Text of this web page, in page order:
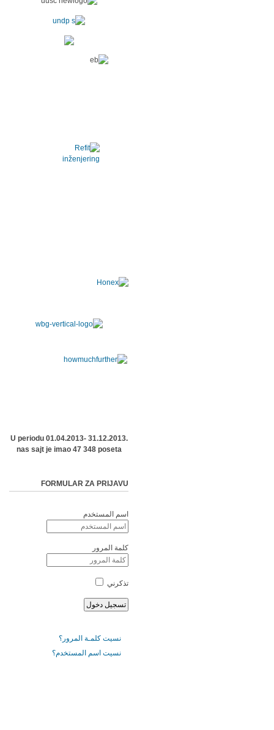
U periodu 01.04.2013- 31.12.2013.
nas sajt je imao 47 348 poseta
FORMULAR ZA PRIJAVU
اسم المستخدم
كلمة المرور
تذكرني
نسيت كلمـة المرور؟
نسيت اسم المستخدم؟